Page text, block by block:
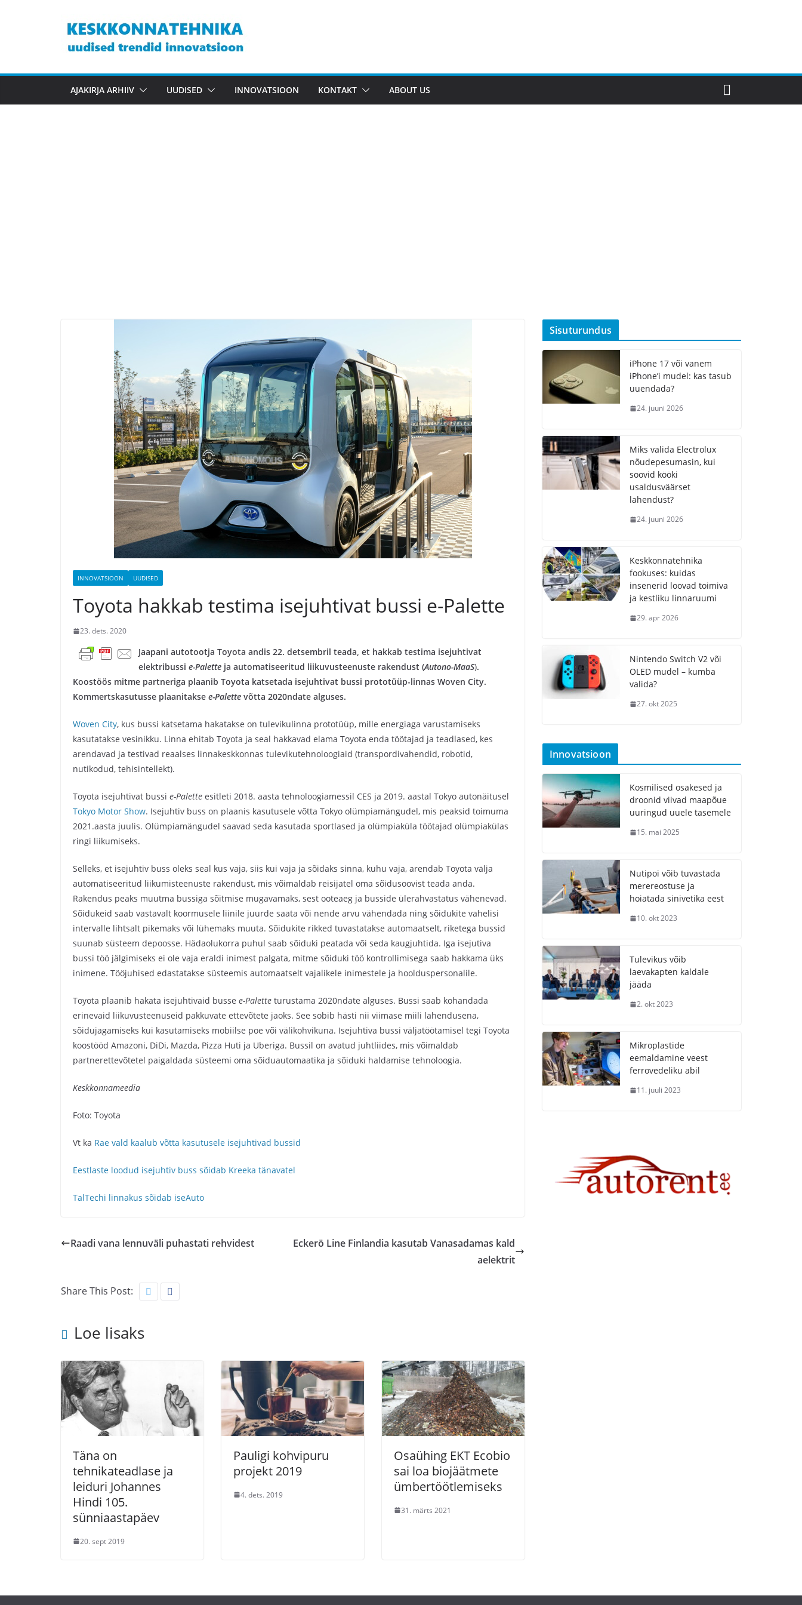
AJAKIRJA ARHIIV UUDISED INNOVATSIOON KONTAKT ABOUT US
INNOVATSIOON UUDISED
Toyota hakkab testima isejuhtivat bussi e-Palette
23. dets. 2020
Jaapani autotootja Toyota andis 22. detsembril teada, et hakkab testima isejuhtivat
elektribussi e-Palette ja automatiseeritud liikuvusteenuste rakendust (Autono-MaaS).
Koostöös mitme partneriga plaanib Toyota katsetada isejuhtivat bussi prototüüp-linnas Woven City.
Kommertskasutusse plaanitakse e-Palette võtta 2020ndate alguses.
Woven City, kus bussi katsetama hakatakse on tulevikulinna prototüüp, mille energiaga varustamiseks
kasutatakse vesinikku. Linna ehitab Toyota ja seal hakkavad elama Toyota enda töötajad ja teadlased, kes
arendavad ja testivad reaalses linnakeskkonnas tulevikutehnoloogiaid (transpordivahendid, robotid,
nutikodud, tehisintellekt).
Toyota isejuhtivat bussi e-Palette esitleti 2018. aasta tehnoloogiamessil CES ja 2019. aastal Tokyo autonäitusel
Tokyo Motor Show. Isejuhtiv buss on plaanis kasutusele võtta Tokyo olümpiamängudel, mis peaksid toimuma
2021.aasta juulis. Olümpiamängudel saavad seda kasutada sportlased ja olümpiaküla töötajad olümpiakülas
ringi liikumiseks.
Selleks, et isejuhtiv buss oleks seal kus vaja, siis kui vaja ja sõidaks sinna, kuhu vaja, arendab Toyota välja
automatiseeritud liikumisteenuste rakendust, mis võimaldab reisijatel oma sõidusoovist teada anda.
Rakendus peaks muutma bussiga sõitmise mugavamaks, sest ooteaeg ja busside ülerahvastatus vähenevad.
Sõidukeid saab vastavalt koormusele liinile juurde saata või nende arvu vähendada ning sõidukite vahelisi
intervalle lihtsalt pikemaks või lühemaks muuta. Sõidukite rikked tuvastatakse automaatselt, riketega bussid
suunab süsteem depoosse. Hädaolukorra puhul saab sõiduki peatada või seda kaugjuhtida. Iga isejutiva
bussi töö jälgimiseks ei ole vaja eraldi inimest palgata, mitme sõiduki töö kontrollimisega saab hakkama üks
inimene. Tööjuhised edastatakse süsteemis automaatselt vajalikele inimestele ja hoolduspersonalile.
Toyota plaanib hakata isejuhtivaid busse e-Palette turustama 2020ndate alguses. Bussi saab kohandada
erinevaid liikuvusteenuseid pakkuvate ettevõtete jaoks. See sobib hästi nii viimase miili lahendusena,
sõidujagamiseks kui kasutamiseks mobiilse poe või välikohvikuna. Isejuhtiva bussi väljatöötamisel tegi Toyota
koostööd Amazoni, DiDi, Mazda, Pizza Huti ja Uberiga. Bussil on avatud juhtliides, mis võimaldab
partnerettevõtetel paigaldada süsteemi oma sõiduautomaatika ja sõiduki haldamise tehnoloogia.
Keskkonnameedia
Foto: Toyota
Vt ka Rae vald kaalub võtta kasutusele isejuhtivad bussid
Eestlaste loodud isejuhtiv buss sõidab Kreeka tänavatel
TalTechi linnakus sõidab iseAuto
Raadi vana lennuväli puhastati rehvidest
Eckerö Line Finlandia kasutab Vanasadamas kald
aelektrit
Share This Post:
Loe lisaks
Täna on
tehnikateadlase ja
leiduri Johannes
Hindi 105.
sünniaastapäev
20. sept 2019
Pauligi kohvipuru
projekt 2019
4. dets. 2019
Osaühing EKT Ecobio
sai loa biojäätmete
ümbertöötlemiseks
31. märts 2021
Sisuturundus
iPhone 17 või vanem
iPhone’i mudel: kas tasub
uuendada?
24. juuni 2026
Miks valida Electrolux
nõudepesumasin, kui
soovid kööki
usaldusväärset
lahendust?
24. juuni 2026
Keskkonnatehnika
fookuses: kuidas
insenerid loovad toimiva
ja kestliku linnaruumi
29. apr 2026
Nintendo Switch V2 või
OLED mudel – kumba
valida?
27. okt 2025
Innovatsioon
Kosmilised osakesed ja
droonid viivad maapõue
uuringud uuele tasemele
15. mai 2025
Nutipoi võib tuvastada
merereostuse ja
hoiatada sinivetika eest
10. okt 2023
Tulevikus võib
laevakapten kaldale
jääda
2. okt 2023
Mikroplastide
eemaldamine veest
ferrovedeliku abil
11. juuli 2023